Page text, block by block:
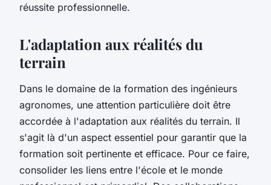
réussite professionnelle.
L'adaptation aux réalités du
terrain
Dans le domaine de la formation des ingénieurs
agronomes, une attention particulière doit être
accordée à l'adaptation aux réalités du terrain. Il
s'agit là d'un aspect essentiel pour garantir que la
formation soit pertinente et efficace. Pour ce faire,
consolider les liens entre l'école et le monde